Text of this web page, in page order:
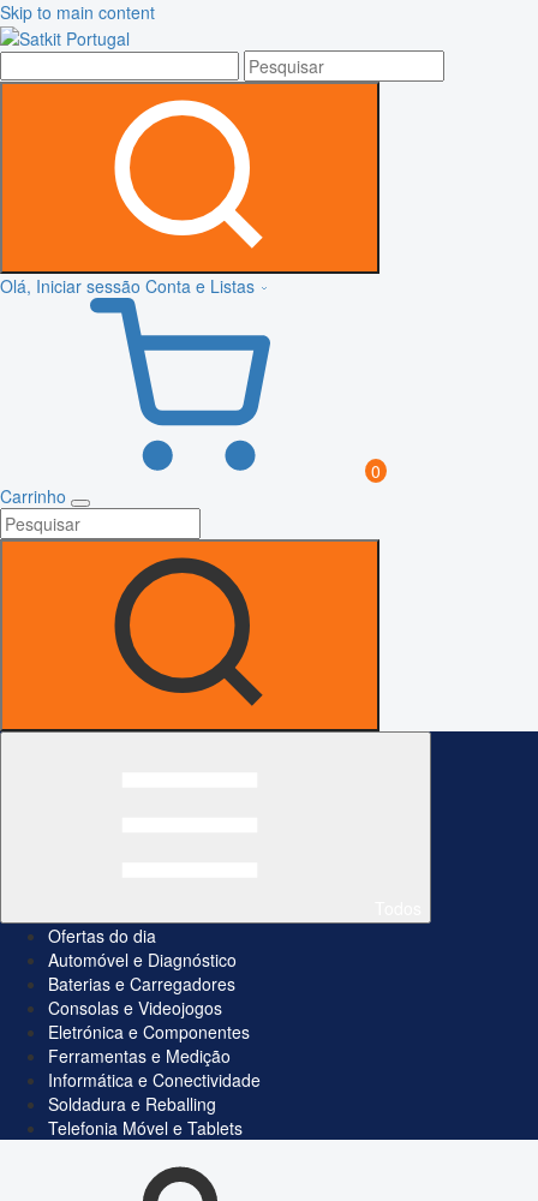
Skip to main content
Olá, Iniciar sessão Conta e Listas
0
Carrinho
Ofertas do dia
Automóvel e Diagnóstico
Baterias e Carregadores
Consolas e Videojogos
Eletrónica e Componentes
Ferramentas e Medição
Informática e Conectividade
Soldadura e Reballing
Telefonia Móvel e Tablets